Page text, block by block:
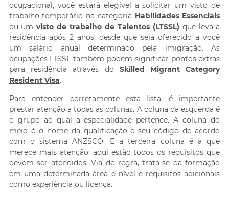
ocupacional, você estará elegível a solicitar um visto de
trabalho temporário na categoria Habilidades Essenciais
ou umvisto de trabalho de Talentos (LTSSL) que leva a
residência após 2 anos, desde que seja oferecido a você
um salário anual determinado pela imigração. As
ocupações LTSSL também podem significar pontos extras
para residência através do Skilled Migrant Category
Resident Visa.
Para entender corretamente esta lista, é importante
prestar atenção a todas as colunas. A coluna da esquerda é
o grupo ao qual a especialidade pertence. A coluna do
meio é o nome da qualificação e seu código de acordo
com o sistema ANZSCO. E a terceira coluna é a que
merece mais atenção: aqui estão todos os requisitos que
devem ser atendidos. Via de regra, trata-se da formação
em uma determinada área e nível e requisitos adicionais
como experiência ou licença.